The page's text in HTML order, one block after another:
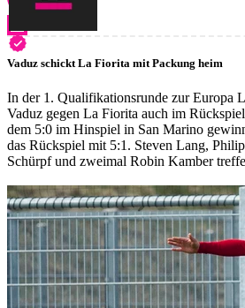
Vaduz schickt La Fiorita mit Packung heim
In der 1. Qualifikationsrunde zur Europa
Vaduz gegen La Fiorita auch im
dem 5:0 im Hinspiel in San Marino
das Rückspiel mit 5:1. Steven Lang,
Schürpf und zweimal Robin Kamber